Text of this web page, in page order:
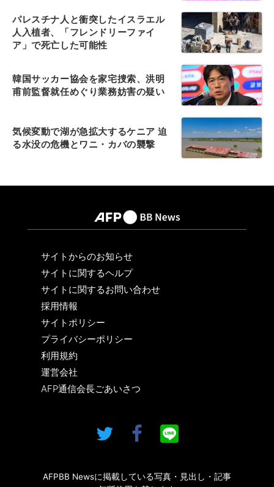
パレスチナ人と衝突したイスラエル
人入植者、「フレンドリーファイ
ア」で死亡した可能性
韓国サッカー協会を家宅捜索、洪明
甫前監督就任めぐり業務妨害の疑い
気候変動で湖が急拡大するケニア 迫
る水没の危機とワニ・カバの襲撃
サイトからのお知らせ
サイトに関するヘルプ
サイトに関するお問い合わせ
採用情報
サイトポリシー
プライバシーポリシー
利用規約
運営会社
AFP通信会長ごあいさつ
AFPBB Newsに掲載している写真・見出し・記事